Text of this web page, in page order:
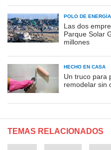
POLO DE
Las dos
Parque Solar
millones
HECHO EN CASA
Un truco para
remodelar sin
TEMAS RELACIONADOS